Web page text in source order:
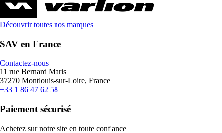
Découvrir toutes nos marques
SAV en France
Contactez-nous
11 rue Bernard Maris
37270 Montlouis-sur-Loire, France
+33 1 86 47 62 58
Paiement sécurisé
Achetez sur notre site en toute confiance